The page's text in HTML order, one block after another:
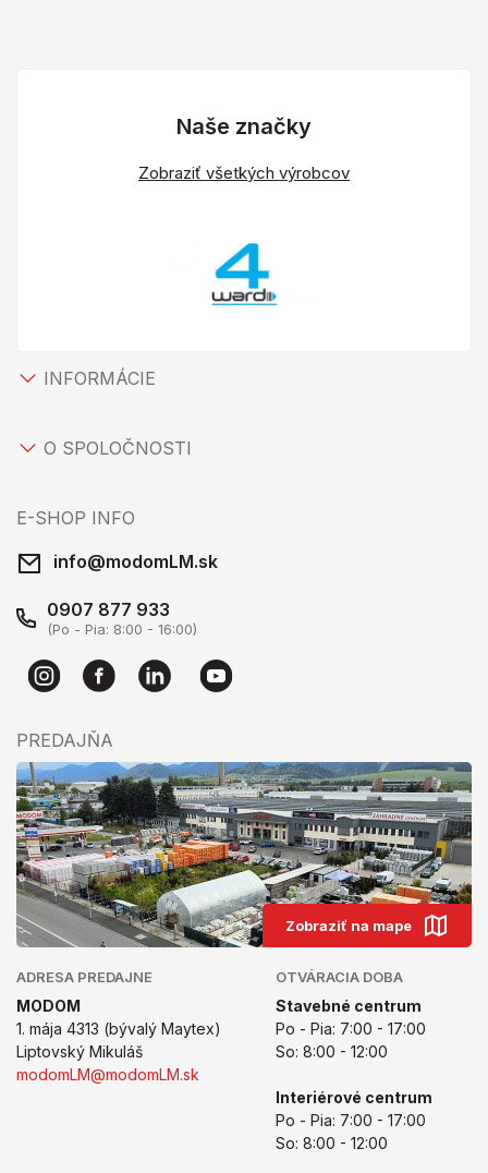
Naše značky
Zobraziť všetkých výrobcov
INFORMÁCIE
O SPOLOČNOSTI
E-SHOP INFO
info@modomLM.sk
0907 877 933
(Po - Pia: 8:00 - 16:00)
PREDAJŇA
Zobraziť na mape
ADRESA PREDAJNE
MODOM
1. mája 4313 (bývalý Maytex)
Liptovský Mikuláš
modomLM@modomLM.sk
OTVÁRACIA DOBA
Stavebné centrum
Po - Pia: 7:00 - 17:00
So: 8:00 - 12:00
Interiérové centrum
Po - Pia: 7:00 - 17:00
So: 8:00 - 12:00